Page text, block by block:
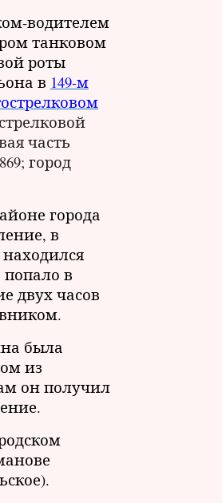
водителем
танковом
роты
в 149-м
часть
город
города
в
находился
попало в
двух часов
была
из
он получил